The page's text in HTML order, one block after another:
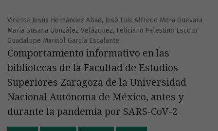
Vicente Jesús Hernández Abad, José Luis Alfredo Mora Guevara,
María Susana González Velázquez, Feliciano Palestino Escoto,
Guadalupe Marisol García Escalante
Comportamiento informativo en las
bibliotecas de la Facultad de Estudios
Superiores Zaragoza de la Universidad
Nacional Autónoma de México, antes y
durante la pandemia por SARS-CoV-2